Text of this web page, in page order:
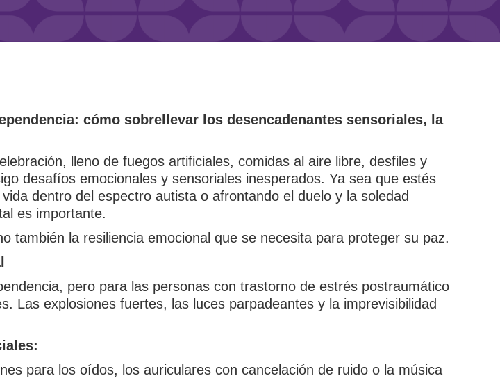
cómo sobrellevar los desencadenantes sensoriales, la
lleno de fuegos artificiales, comidas al aire libre, desfiles y
desafíos emocionales y sensoriales inesperados. Ya sea que estés
dentro del espectro autista o afrontando el duelo y la soledad
es importante.
también la resiliencia emocional que se necesita para proteger su paz.
pero para las personas con trastorno de estrés postraumático
Las explosiones fuertes, las luces parpadeantes y la imprevisibilidad
para los oídos, los auriculares con cancelación de ruido o la música